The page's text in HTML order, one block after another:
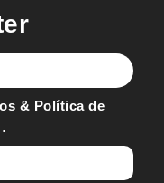
& Política de
.